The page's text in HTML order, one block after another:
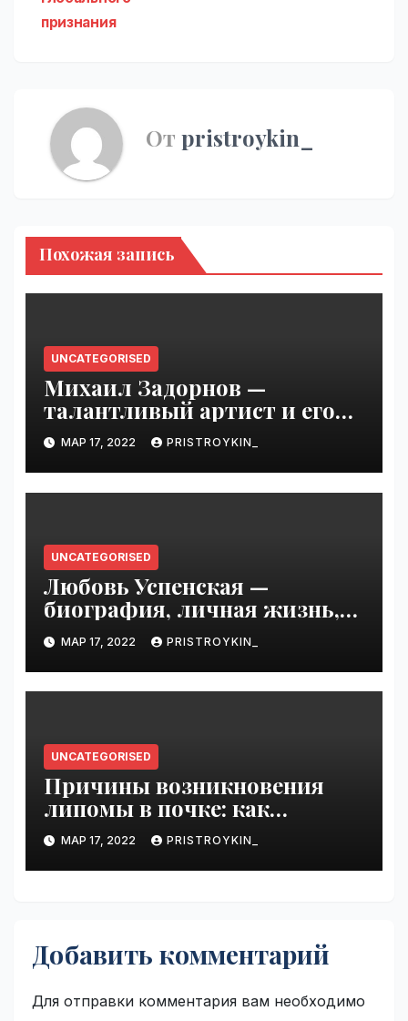
признания
От pristroykin_
Похожая запись
UNCATEGORISED
Михаил Задорнов —
талантливый артист и его
увлекательная биография —
выдающиеся достижения,
известность и интересные
факты из личной жизни!
МАР 17, 2022 PRISTROYKIN_
UNCATEGORISED
Любовь Успенская —
биография, личная жизнь,
достижения
МАР 17, 2022 PRISTROYKIN_
UNCATEGORISED
Причины возникновения
липомы в почке: как
справиться с болезнью
МАР 17, 2022 PRISTROYKIN_
Добавить комментарий
Для отправки комментария вам необходимо